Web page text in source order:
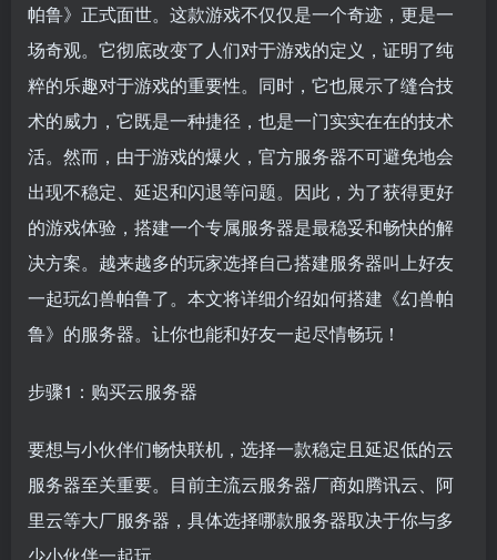
帕鲁》正式面世。这款游戏不仅仅是一个奇迹，更是一
场奇观。它彻底改变了人们对于游戏的定义，证明了纯
粹的乐趣对于游戏的重要性。同时，它也展示了缝合技
术的威力，它既是一种捷径，也是一门实实在在的技术
活。然而，由于游戏的爆火，官方服务器不可避免地会
出现不稳定、延迟和闪退等问题。因此，为了获得更好
的游戏体验，搭建一个专属服务器是最稳妥和畅快的解
决方案。越来越多的玩家选择自己搭建服务器叫上好友
一起玩幻兽帕鲁了。本文将详细介绍如何搭建《幻兽帕
鲁》的服务器。让你也能和好友一起尽情畅玩！
步骤1：购买云服务器
要想与小伙伴们畅快联机，选择一款稳定且延迟低的云
服务器至关重要。目前主流云服务器厂商如腾讯云、阿
里云等大厂服务器，具体选择哪款服务器取决于你与多